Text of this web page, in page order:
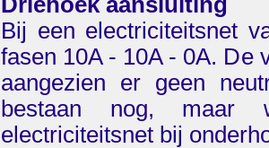
Bij een electriciteitsnet
fasen 10A - 10A - 0A. De
aangezien er geen
bestaan nog, maar
electriciteitsnet bij